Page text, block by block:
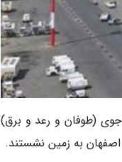
جوی (طوفان و رعد و برق)
به زمین نشستند.